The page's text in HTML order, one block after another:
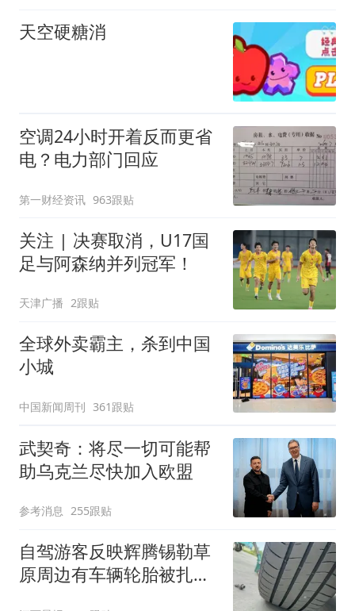
天空硬糖消
空调24小时开着反而更省
电？电力部门回应
第一财经资讯 963跟贴
关注 | 决赛取消，U17国
足与阿森纳并列冠军！
天津广播 2跟贴
全球外卖霸主，杀到中国
小城
中国新闻周刊 361跟贴
武契奇：将尽一切可能帮
助乌克兰尽快加入欧盟
参考消息 255跟贴
自驾游客反映辉腾锡勒草
原周边有车辆轮胎被扎，